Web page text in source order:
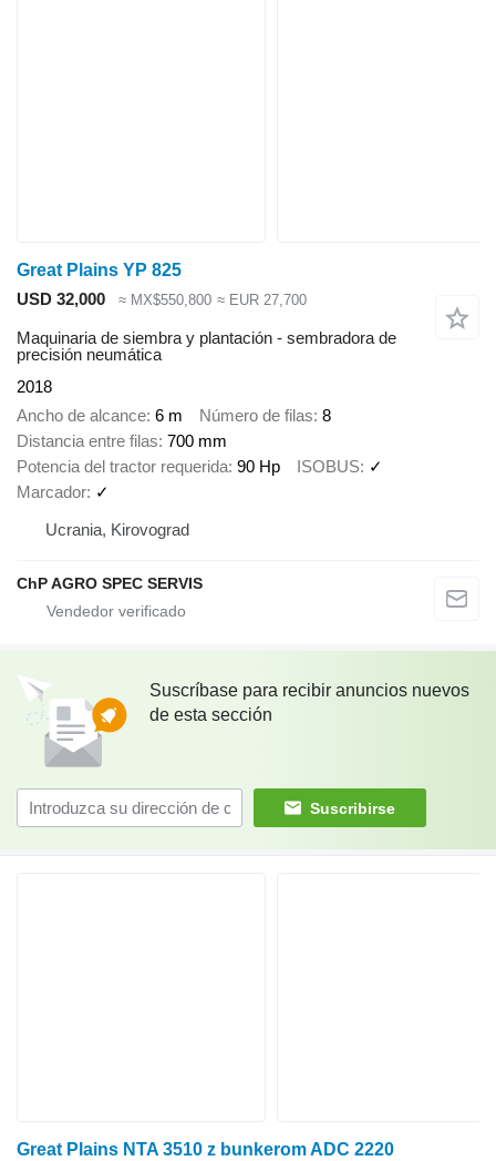
Great Plains YP 825
USD 32,000
≈ MX$550,800 ≈ EUR 27,700
Maquinaria de siembra y plantación - sembradora de
precisión neumática
2018
Ancho de alcance 6 m Número de filas 8
Distancia entre filas 700 mm
Potencia del tractor requerida 90 Hp ISOBUS ✓
Marcador ✓
Ucrania, Kirovograd
ChP AGRO SPEC SERVIS
Suscríbase para recibir anuncios nuevos
de esta sección
Suscribirse
Great Plains NTA 3510 z bunkerom ADC 2220